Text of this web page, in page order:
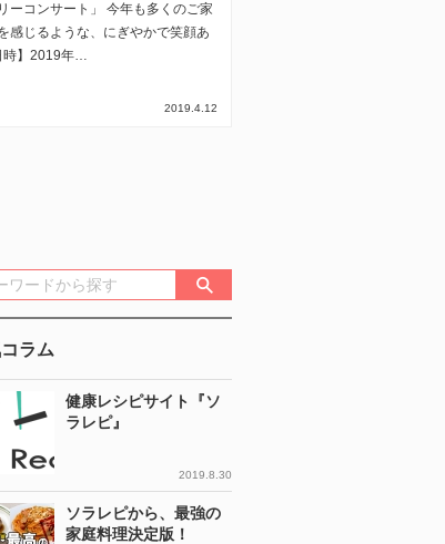
ーコンサート」 今年も多くのご家
感じるような、にぎやかで笑顔あ
時】2019年…
2019.4.12
ラム
健康レシピサイト『ソ
ラレピ』
2019.8.30
ソラレピから、最強の
家庭料理決定版！